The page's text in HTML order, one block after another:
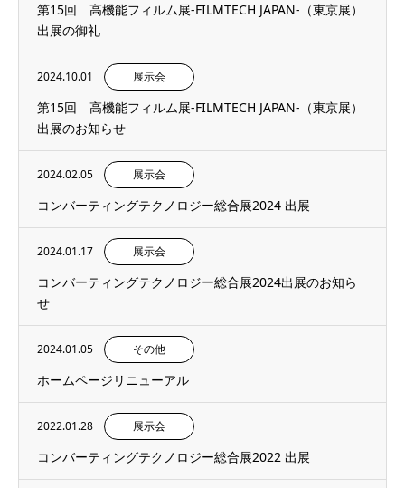
第15回 高機能フィルム展-FILMTECH JAPAN-（東京展）
出展の御礼
2024.10.01 展示会
第15回 高機能フィルム展-FILMTECH JAPAN-（東京展）
出展のお知らせ
2024.02.05 展示会
コンバーティングテクノロジー総合展2024 出展
2024.01.17 展示会
コンバーティングテクノロジー総合展2024出展のお知ら
せ
2024.01.05 その他
ホームページリニューアル
2022.01.28 展示会
コンバーティングテクノロジー総合展2022 出展